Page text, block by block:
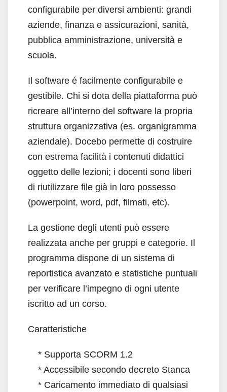
configurabile per diversi ambienti: grandi
aziende, finanza e assicurazioni, sanità,
pubblica amministrazione, università e
scuola.
Il software é facilmente configurabile e
gestibile. Chi si dota della piattaforma può
ricreare all’interno del software la propria
struttura organizzativa (es. organigramma
aziendale). Docebo permette di costruire
con estrema facilità i contenuti didattici
oggetto delle lezioni; i docenti sono liberi
di riutilizzare file già in loro possesso
(powerpoint, word, pdf, filmati, etc).
La gestione degli utenti può essere
realizzata anche per gruppi e categorie. Il
programma dispone di un sistema di
reportistica avanzato e statistiche puntuali
per verificare l’impegno di ogni utente
iscritto ad un corso.
Caratteristiche
* Supporta SCORM 1.2
* Accessibile secondo decreto Stanca
* Caricamento immediato di qualsiasi